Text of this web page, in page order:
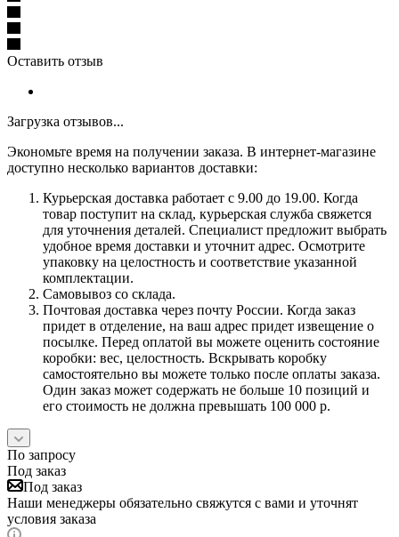
Оставить отзыв
Загрузка отзывов...
Экономьте время на получении заказа. В интернет-магазине
доступно несколько вариантов доставки:
Курьерская доставка работает с 9.00 до 19.00. Когда
товар поступит на склад, курьерская служба свяжется
для уточнения деталей. Специалист предложит выбрать
удобное время доставки и уточнит адрес. Осмотрите
упаковку на целостность и соответствие указанной
комплектации.
Самовывоз со склада.
Почтовая доставка через почту России. Когда заказ
придет в отделение, на ваш адрес придет извещение о
посылке. Перед оплатой вы можете оценить состояние
коробки: вес, целостность. Вскрывать коробку
самостоятельно вы можете только после оплаты заказа.
Один заказ может содержать не больше 10 позиций и
его стоимость не должна превышать 100 000 р.
По запросу
Под заказ
Под заказ
Наши менеджеры обязательно свяжутся с вами и уточнят
условия заказа